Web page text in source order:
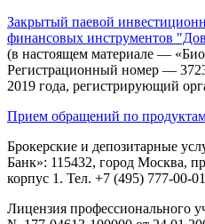
Закрытый паевой
финансовых инструментов
(в настоящем материале —
Регистрационный номер —
2019 года, регистрирующий
Прием обращений по
Брокерские и депозитарные
Банк»: 115432, город Москва,
корпус 1. Тел. +7 (495) 777-00-
Лицензия профессионального